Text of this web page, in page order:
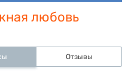
любовь
Отзывы